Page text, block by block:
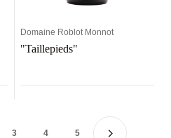
Domaine Roblot Monnot
"Taillepieds"
3 4 5